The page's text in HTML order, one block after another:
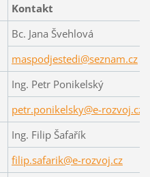
Kontakt
Bc. Jana Švehlová
maspodjestedi@seznam.cz
Ing. Petr Ponikelský
petr.ponikelsky@e-rozvoj.cz
Ing. Filip Šafařík
filip.safarik@e-rozvoj.cz